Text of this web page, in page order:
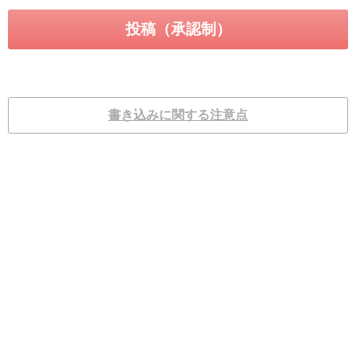
書き込みに関する注意点